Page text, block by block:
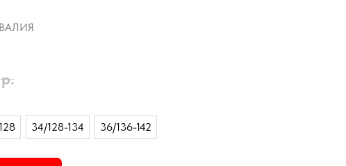
р.
34/128-134 36/136-142